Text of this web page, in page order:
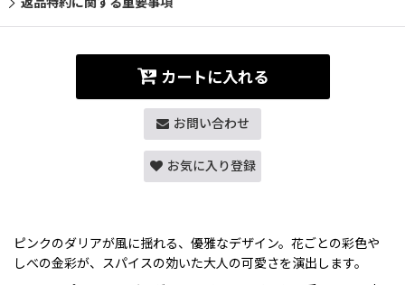
カートに入れる
お問い合わせ
お気に入り登録
ピンクのダリアが風に揺れる、優雅なデザイン。花ごとの彩色や
しべの金彩が、スパイスの効いた大人の可愛さを演出します。